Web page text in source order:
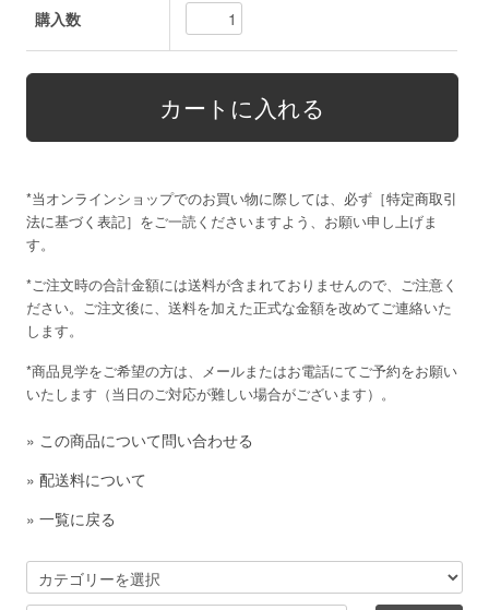
購入数
*当オンラインショップでのお買い物に際しては、必ず［特定商取引
法に基づく表記］をご一読くださいますよう、お願い申し上げま
す。
*ご注文時の合計金額には送料が含まれておりませんので、ご注意く
ださい。ご注文後に、送料を加えた正式な金額を改めてご連絡いた
します。
*商品見学をご希望の方は、メールまたはお電話にてご予約をお願い
いたします（当日のご対応が難しい場合がございます）。
» この商品について問い合わせる
»配送料について
»一覧に戻る